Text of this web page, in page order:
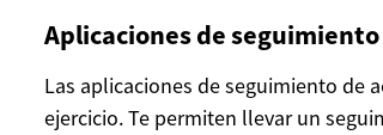
Aplicaciones de
Las aplicaciones de seguimiento de
ejercicio. Te permiten llevar un